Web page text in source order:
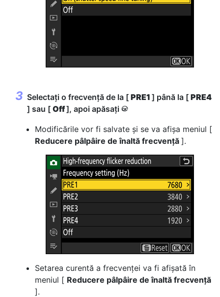
Selectați o frecvență de la [ PRE1 ] până la [ PRE4
] sau [ Off], apoi apăsați J
Modificările vor fi salvate și se va afișa meniul [
Reducere pâlpâire de înaltă frecvență ].
Setarea curentă a frecvenței va fi afișată în
meniul [ Reducere pâlpâire de înaltă frecvență
].